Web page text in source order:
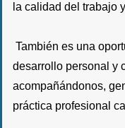
la calidad del trabajo
También es una
desarrollo personal y
acompañándonos,
práctica profesional